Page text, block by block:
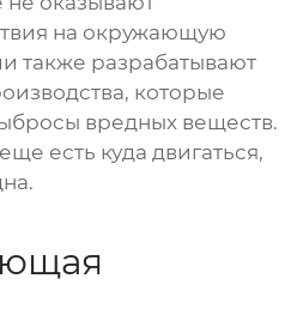
на окружающую
также разрабатывают
которые
вредных веществ.
есть куда двигаться,